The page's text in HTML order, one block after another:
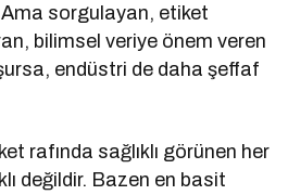
sorgulayan, etiket
bilimsel veriye önem veren
endüstri de daha şeffaf
rafında sağlıklı görünen her
değildir. Bazen en basit